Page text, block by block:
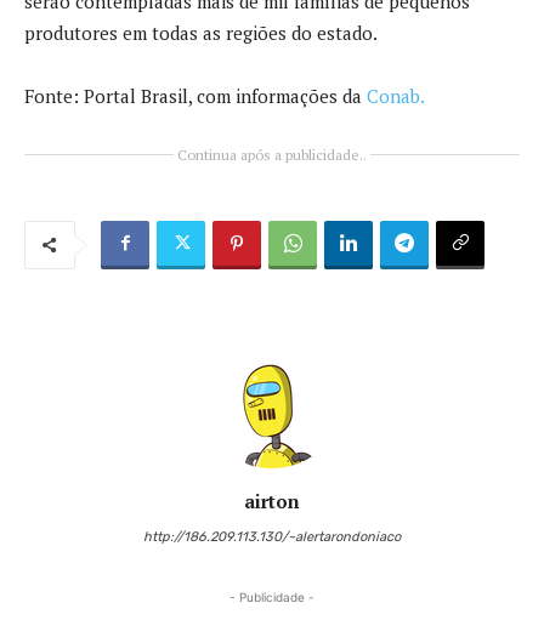
produtores em todas as regiões do estado.
Fonte: Portal Brasil, com informações da Conab.
Continua após a publicidade..
airton
http://186.209.113.130/~alertarondoniaco
- Publicidade -